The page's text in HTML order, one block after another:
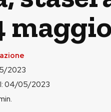
maggio
2023
04/05/2023